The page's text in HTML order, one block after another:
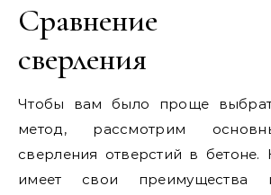
Сравнение
сверления
Чтобы вам было проще
метод, рассмотрим
сверления отверстий в
имеет свои преимущества